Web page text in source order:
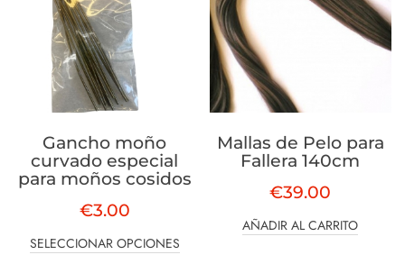
Gancho moño
curvado especial
para moños cosidos
€3.00
SELECCIONAR OPCIONES
Mallas de Pelo para
Fallera 140cm
€39.00
AÑADIR AL CARRITO